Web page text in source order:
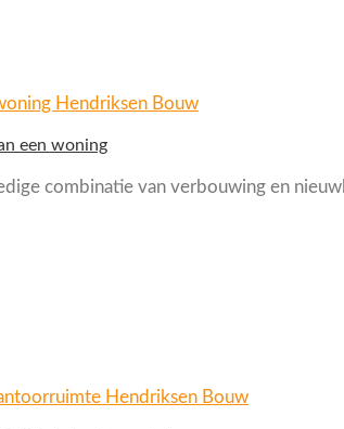
een woning
combinatie van verbouwing en